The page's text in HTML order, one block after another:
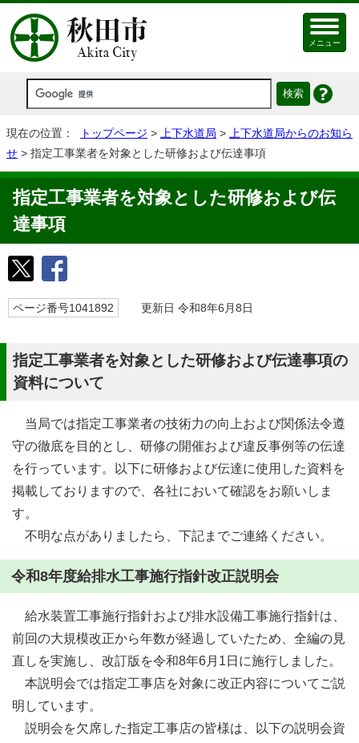
メニュー
現在の位置： トップページ > 上下水道局 >
上下水道局からのお知ら
せ > 指定工事業者を対象とした研修および伝達事項
指定工事業者を対象とした研修および伝
達事項
ページ番号1041892 更新日 令和8年6月8日
指定工事業者を対象とした研修および伝達事項の
資料について
当局では指定工事業者の技術力の向上および関係法令遵
守の徹底を目的とし、研修の開催および違反事例等の伝達
を行っています。以下に研修および伝達に使用した資料を
掲載しておりますので、各社において確認をお願いしま
す。
不明な点がありましたら、下記までご連絡ください。
令和8年度給排水工事施行指針改正説明会
給水装置工事施行指針および排水設備工事施行指針は、
前回の大規模改正から年数が経過していたため、全編の見
直しを実施し、改訂版を令和8年6月1日に施行しました。
本説明会では指定工事店を対象に改正内容についてご説
明しています。
説明会を欠席した指定工事店の皆様は、以下の説明会資